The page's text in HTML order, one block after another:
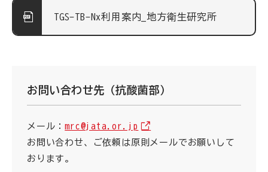
TGS-TB-Nx利用案内_地方衛生研究所
お問い合わせ先（抗酸菌部）
メール：mrc@jata.or.jp
お問い合わせ、ご依頼は原則メールでお願いして
おります。